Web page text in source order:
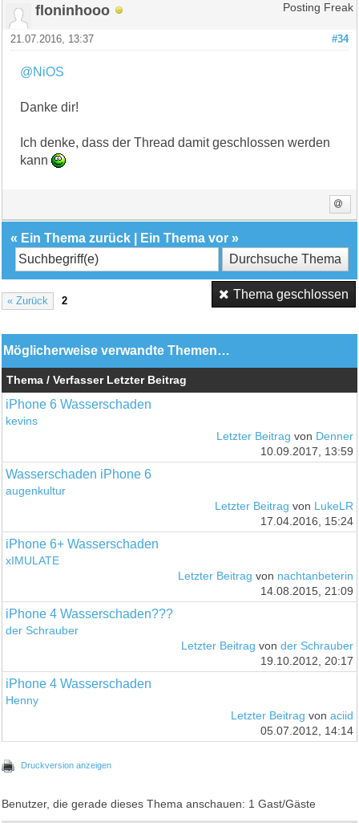
floninhooo Posting Freak
#34
21.07.2016, 13:37
@NiOS
Danke dir!
Ich denke, dass der Thread damit geschlossen werden
kann
« Ein Thema zurück Ein Thema vor »
« Zurück 2 Thema geschlossen
Möglicherweise verwandte Themen…
Thema / Verfasser Letzter Beitrag
iPhone 6 Wasserschaden
kevins
Letzter Beitrag von Denner
10.09.2017, 13:59
Wasserschaden iPhone 6
augenkultur
Letzter Beitrag von LukeLR
17.04.2016, 15:24
iPhone 6+ Wasserschaden
xIMULATE
Letzter Beitrag von nachtanbeterin
14.08.2015, 21:09
iPhone 4 Wasserschaden???
der Schrauber
Letzter Beitrag von der Schrauber
19.10.2012, 20:17
iPhone 4 Wasserschaden
Henny
Letzter Beitrag von aciid
05.07.2012, 14:14
Druckversion anzeigen
Benutzer, die gerade dieses Thema anschauen: 1 Gast/Gäste